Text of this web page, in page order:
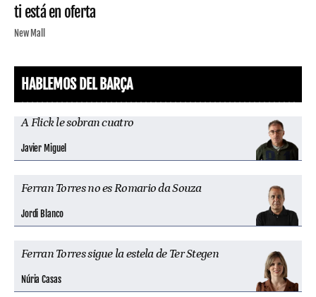
ti está en oferta
New Mall
HABLEMOS DEL BARÇA
A Flick le sobran cuatro
Javier Miguel
Ferran Torres no es Romario da Souza
Jordi Blanco
Ferran Torres sigue la estela de Ter Stegen
Núria Casas